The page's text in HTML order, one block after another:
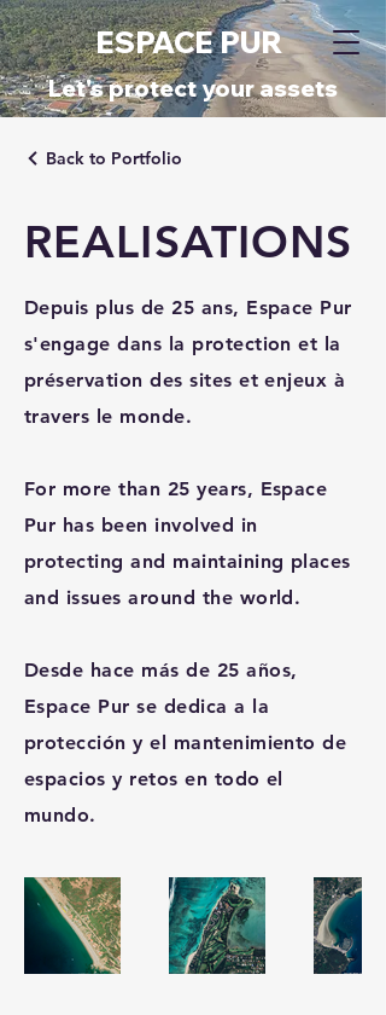
ESPACE PUR
​Let's protect your assets
Back to Portfolio
REALISATIONS
Depuis plus de 25 ans, Espace Pur
s'engage dans la protection et la
préservation des sites et enjeux à
travers le monde.
For more than 25 years, Espace
Pur has been involved in
protecting and maintaining places
and issues around the world.
Desde hace más de 25 años,
Espace Pur se dedica a la
protección y el mantenimiento de
espacios y retos en todo el
mundo.